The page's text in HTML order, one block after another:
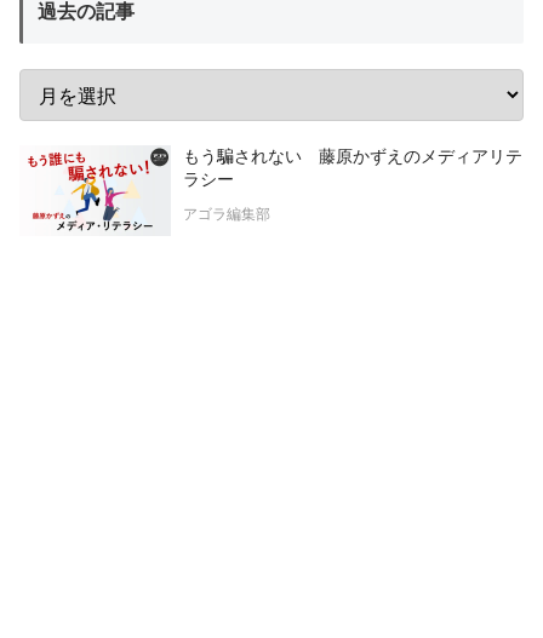
過去の記事
もう騙されない 藤原かずえのメディアリテ
ラシー
アゴラ編集部